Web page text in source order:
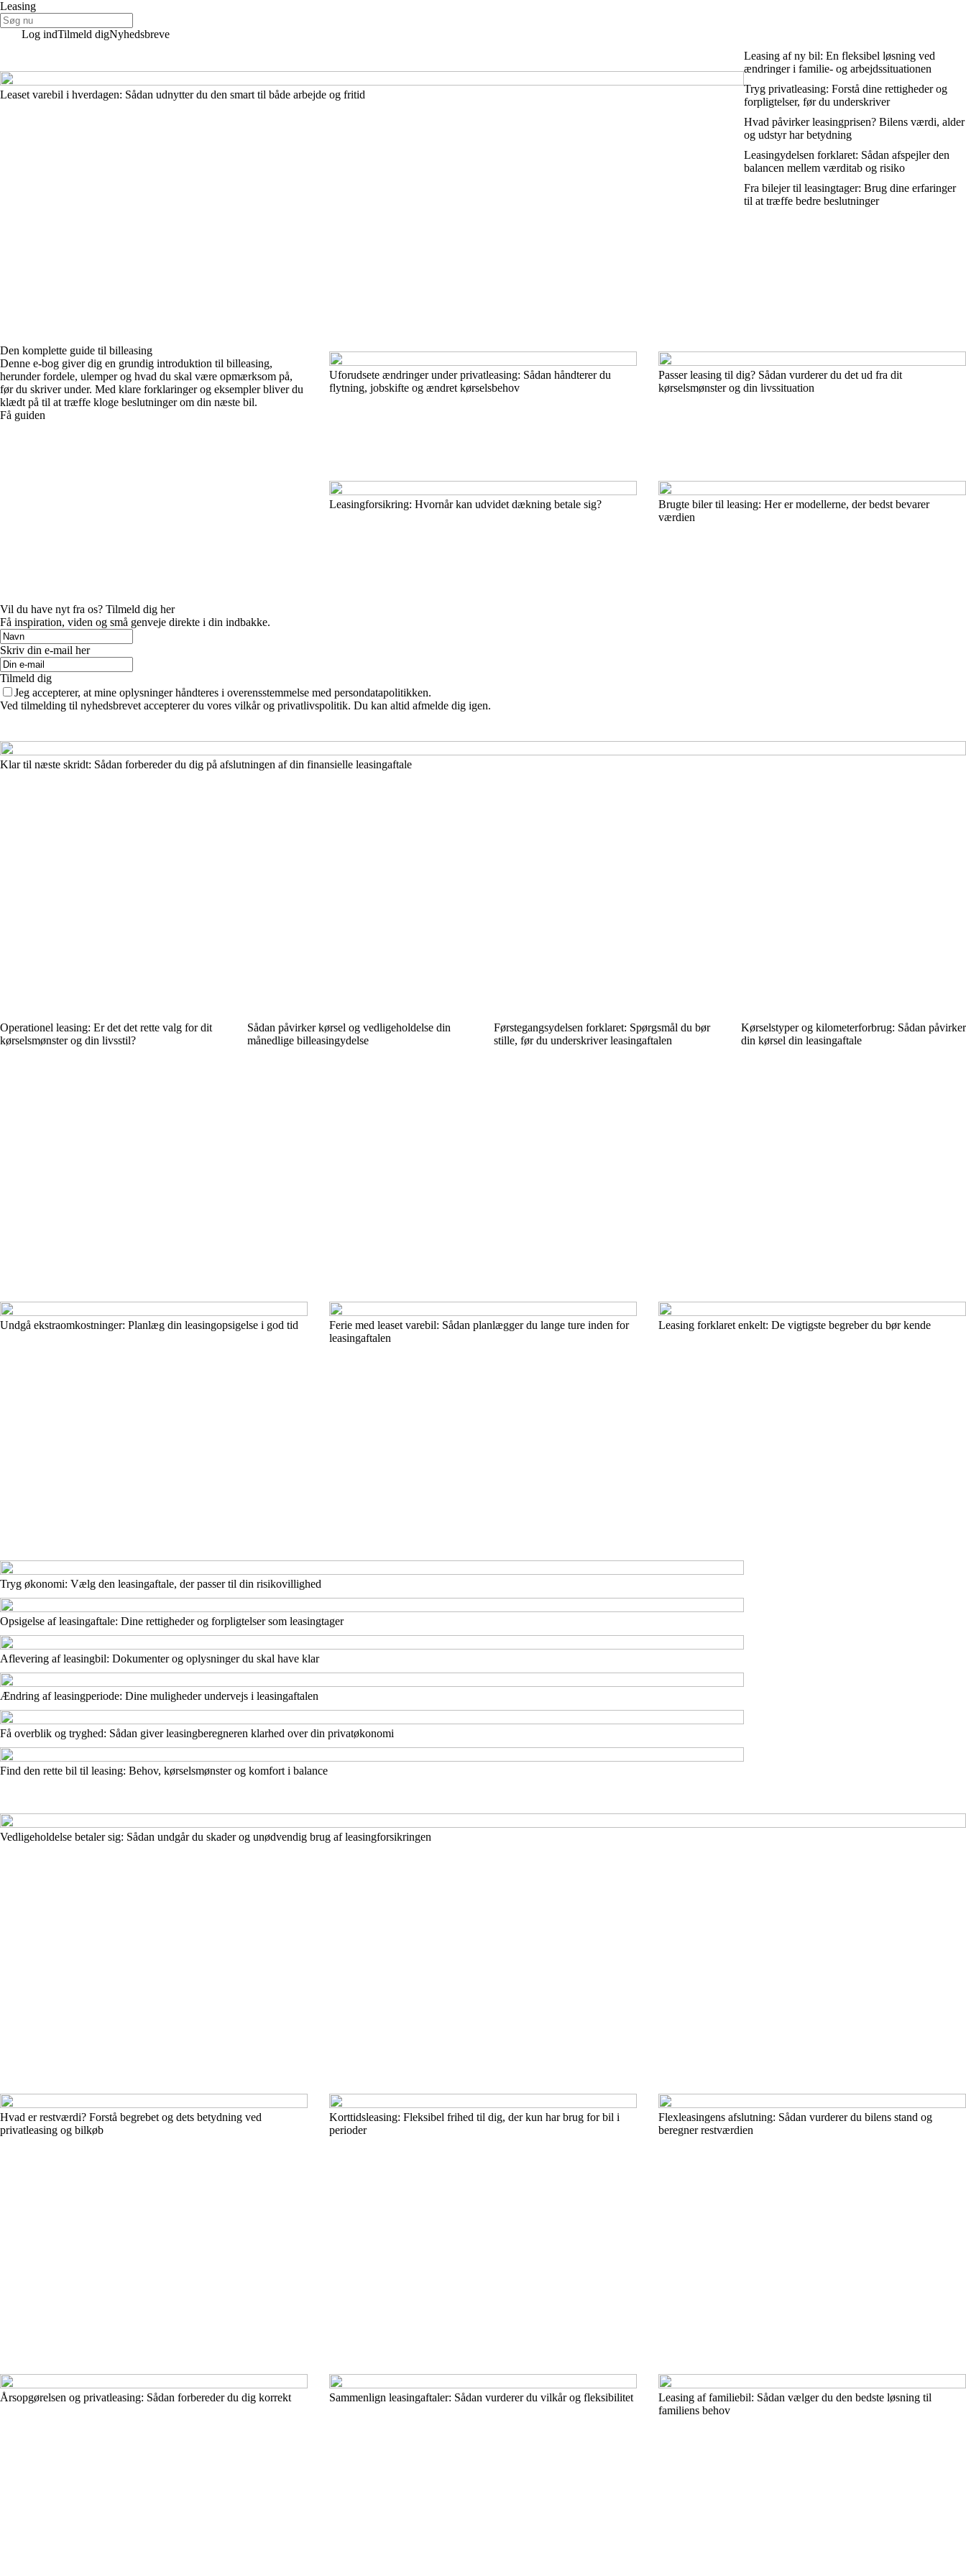
Leasing
Log indTilmeld digNyhedsbreve
Leaset varebil i hverdagen: Sådan udnytter du den smart til både arbejde og fritid
Leasing af ny bil: En fleksibel løsning ved
ændringer i familie- og arbejdssituationen
Tryg privatleasing: Forstå dine rettigheder og
forpligtelser, før du underskriver
Hvad påvirker leasingprisen? Bilens værdi, alder
og udstyr har betydning
Leasingydelsen forklaret: Sådan afspejler den
balancen mellem værditab og risiko
Fra bilejer til leasingtager: Brug dine erfaringer
til at træffe bedre beslutninger
Den komplette guide til billeasing
Denne e-bog giver dig en grundig introduktion til billeasing,
herunder fordele, ulemper og hvad du skal være opmærksom på,
før du skriver under. Med klare forklaringer og eksempler bliver du
klædt på til at træffe kloge beslutninger om din næste bil.
Få guiden
Uforudsete ændringer under privatleasing: Sådan håndterer du
flytning, jobskifte og ændret kørselsbehov
Leasingforsikring: Hvornår kan udvidet dækning betale sig?
Passer leasing til dig? Sådan vurderer du det ud fra dit
kørselsmønster og din livssituation
Brugte biler til leasing: Her er modellerne, der bedst bevarer
værdien
Vil du have nyt fra os? Tilmeld dig her
Få inspiration, viden og små genveje direkte i din indbakke.
Skriv din e-mail her
Tilmeld dig
Jeg accepterer, at mine oplysninger håndteres i overensstemmelse med persondatapolitikken.
Ved tilmelding til nyhedsbrevet accepterer du vores vilkår og privatlivspolitik. Du kan altid afmelde dig igen.
Klar til næste skridt: Sådan forbereder du dig på afslutningen af din finansielle leasingaftale
Operationel leasing: Er det det rette valg for dit
kørselsmønster og din livsstil?
Sådan påvirker kørsel og vedligeholdelse din
månedlige billeasingydelse
Førstegangsydelsen forklaret: Spørgsmål du bør
stille, før du underskriver leasingaftalen
Kørselstyper og kilometerforbrug: Sådan påvirker
din kørsel din leasingaftale
Undgå ekstraomkostninger: Planlæg din leasingopsigelse i god tid
Ferie med leaset varebil: Sådan planlægger du lange ture inden for
leasingaftalen
Leasing forklaret enkelt: De vigtigste begreber du bør kende
Tryg økonomi: Vælg den leasingaftale, der passer til din risikovillighed
Opsigelse af leasingaftale: Dine rettigheder og forpligtelser som leasingtager
Aflevering af leasingbil: Dokumenter og oplysninger du skal have klar
Ændring af leasingperiode: Dine muligheder undervejs i leasingaftalen
Få overblik og tryghed: Sådan giver leasingberegneren klarhed over din privatøkonomi
Find den rette bil til leasing: Behov, kørselsmønster og komfort i balance
Vedligeholdelse betaler sig: Sådan undgår du skader og unødvendig brug af leasingforsikringen
Hvad er restværdi? Forstå begrebet og dets betydning ved
privatleasing og bilkøb
Korttidsleasing: Fleksibel frihed til dig, der kun har brug for bil i
perioder
Flexleasingens afslutning: Sådan vurderer du bilens stand og
beregner restværdien
Årsopgørelsen og privatleasing: Sådan forbereder du dig korrekt Sammenlign leasingaftaler: Sådan vurderer du vilkår og fleksibilitet
Leasing af familiebil: Sådan vælger du den bedste løsning til
familiens behov